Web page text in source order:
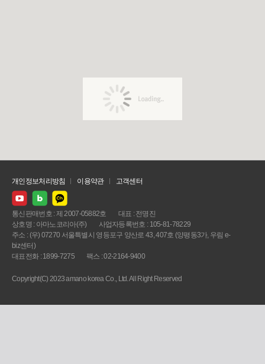
개인정보처리방침 이용약관 고객센터
통신판매번호 : 제 2007-05882호
대표 : 전명진
상호명 : 아마노코리아(주)
사업자등록번호 : 105-81-78229
주소 : (우) 07270 서울특별시 영등포구 양산로 43, 407호 (양평동3가, 우림 e-
biz센터)
대표전화 : 1899-7275
팩스 : 02-2164-9400
Copyright(C) 2023 amano korea Co., Ltd. All Right Reserved